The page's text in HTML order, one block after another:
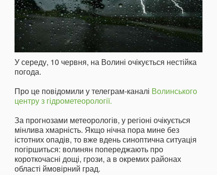
У середу, 10 червня, на Волині очікується нестійка
погода.
Про це повідомили у телеграм-каналі Волинського
центру з гідрометеорології.
За прогнозами метеорологів, у регіоні очікується
мінлива хмарність. Якщо нічна пора мине без
істотних опадів, то вже вдень синоптична ситуація
погіршиться: волинян попереджають про
короткочасні дощі, грози, а в окремих районах
області ймовірний град.